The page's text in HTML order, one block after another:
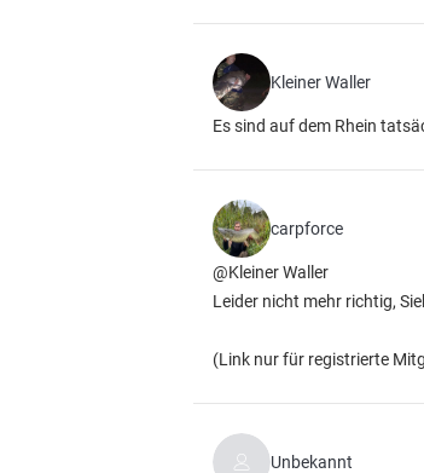
Kleiner Waller
Es sind auf dem Rhein
carpforce
@Kleiner Waller
Leider nicht mehr richtig,
(Link nur für registrierte
Unbekannt